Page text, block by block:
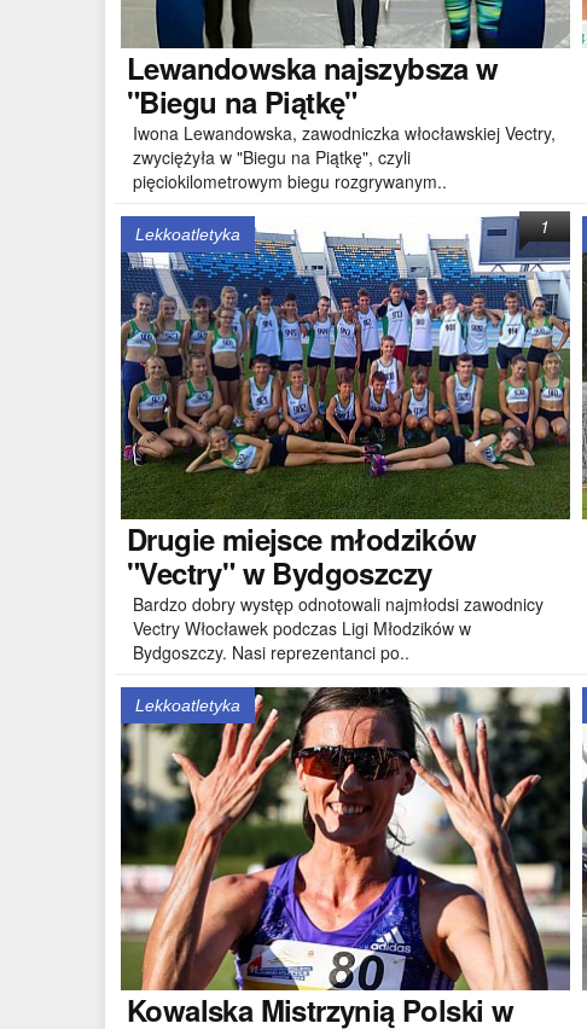
Lewandowska najszybsza w
"Biegu na Piątkę"
Iwona Lewandowska, zawodniczka włocławskiej Vectry,
zwyciężyła w "Biegu na Piątkę", czyli
pięciokilometrowym biegu rozgrywanym..
Lekkoatletyka
Drugiemiejsce młodzików
"Vectry" w Bydgoszczy
Bardzo dobry występ odnotowali najmłodsi zawodnicy
Vectry Włocławek podczas Ligi Młodzików w
Bydgoszczy. Nasi reprezentanci po..
1
Lekkoatletyka
Kowalska Mistrzynią Polski w